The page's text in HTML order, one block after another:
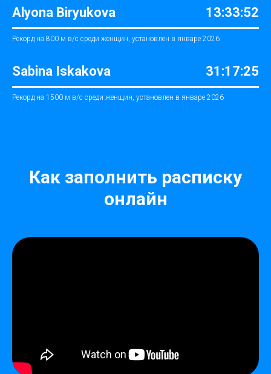
Alyona Biryukova 13:33:52
Рекорд на 800 м в/с среди женщин, установлен в январе 2026
Sabina Iskakova 31:17:25
Рекорд на 1500 м в/с среди женщин, установлен в январе 2026
Как заполнить расписку
онлайн